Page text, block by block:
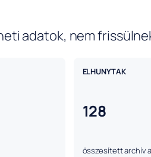
adatok, nem
ELHUNYTAK
128
összesített archív